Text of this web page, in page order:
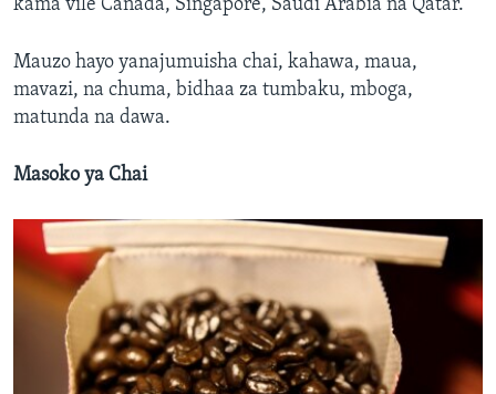
kama vile Canada, Singapore, Saudi Arabia na Qatar.
Mauzo hayo yanajumuisha chai, kahawa, maua,
mavazi, na chuma, bidhaa za tumbaku, mboga,
matunda na dawa.
Masoko ya Chai